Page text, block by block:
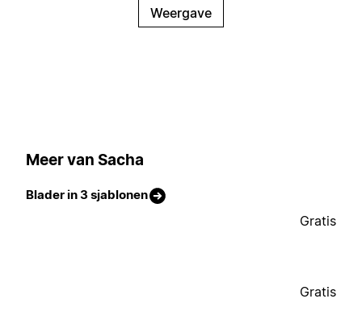
Weergave
Meer van Sacha
Blader in 3 sjablonen
Gratis
Gratis